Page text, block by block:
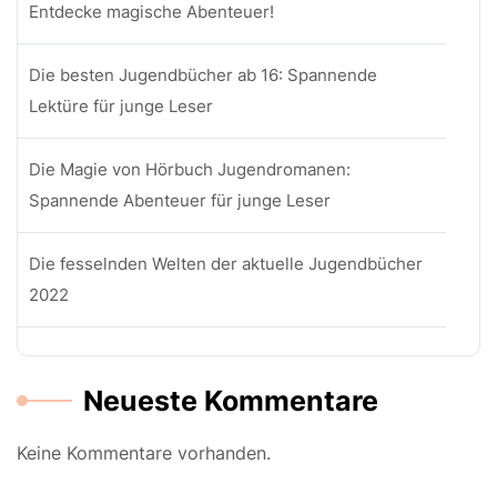
Entdecke magische Abenteuer!
Die besten Jugendbücher ab 16: Spannende
Lektüre für junge Leser
Die Magie von Hörbuch Jugendromanen:
Spannende Abenteuer für junge Leser
Die fesselnden Welten der aktuelle Jugendbücher
2022
Neueste Kommentare
Keine Kommentare vorhanden.